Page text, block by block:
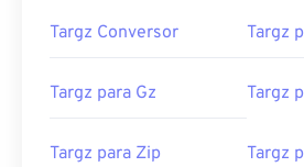
Targz Conversor Targz
Targz para Gz Targz
Targz para Zip Targz